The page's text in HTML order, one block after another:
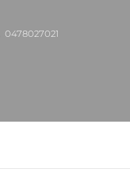
0478027021